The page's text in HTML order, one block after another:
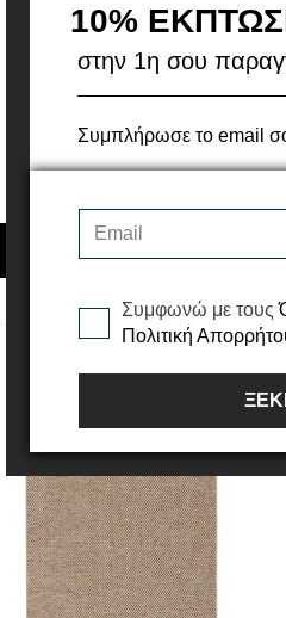
10%
στην 1η σου
Συμπλήρωσε το email
Συμφωνώ με τους
Πολιτική